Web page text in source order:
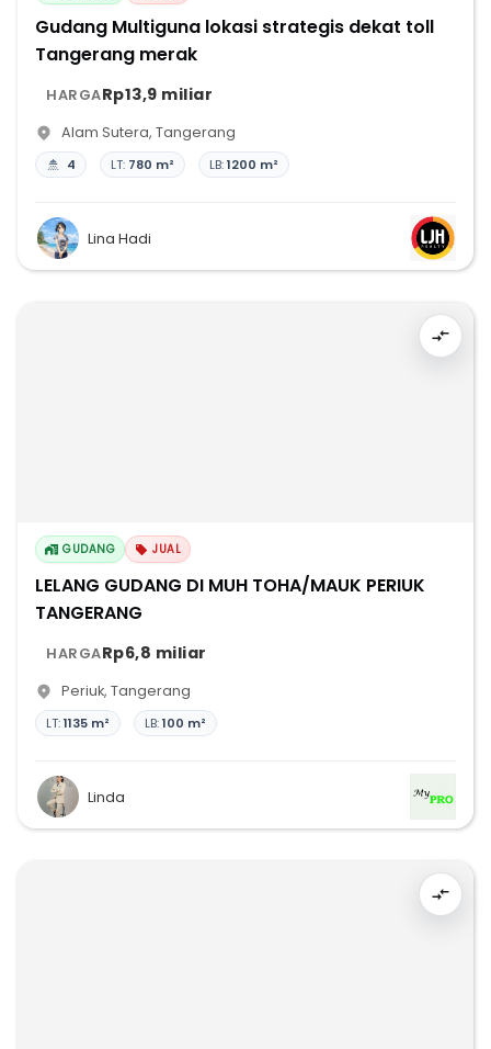
Gudang Multiguna lokasi strategis dekat toll
Tangerang merak
HARGARp13,9 miliar
Alam Sutera, Tangerang
4 LT: 780 m² LB:1200 m²
Lina Hadi
GUDANG JUAL
LELANG GUDANG DI MUH TOHA/MAUK PERIUK
TANGERANG
HARGARp6,8 miliar
Periuk, Tangerang
LT:1135 m² LB:100 m²
Linda